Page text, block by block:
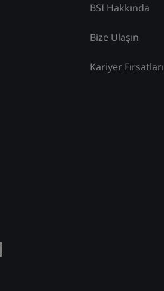
BSI Hakkında
Bize Ulaşın
Kariyer Fırsatları